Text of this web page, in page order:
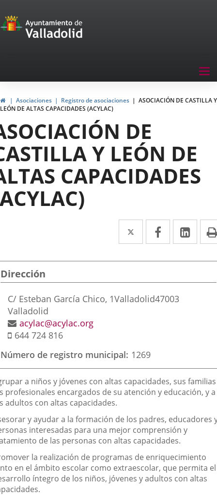
Portal
de
navegación
HomeAsociaciones Registro de asociaciones
ASOCIACIÓN DE CASTILLA Y
LEÓN DE ALTAS CAPACIDADES (ACYLAC)
DE
Y LEÓN DE
CAPACIDADES
Twitter
Enlace
a
una
externa.
Facebook
Enlace
a
una
externa.
a
una
Dirección
Postal
address
C/ Esteban García Chico, 1Valladolid47003
Valladolid
Email
acylac@acylac.org
Mobile
644 724 816
Número de registro municipal 1269
a niños y jóvenes con altas capacidades, sus
profesionales encargados de su atención y educación, y a
adultos con altas capacidades.
y ayudar a la formación de los padres, educadores
interesadas para una mejor comprensión y
de las personas con altas capacidades.
la realización de programas de enriquecimiento
en el ámbito escolar como extraescolar, que permita el
íntegro de los niños, jóvenes y adultos con altas